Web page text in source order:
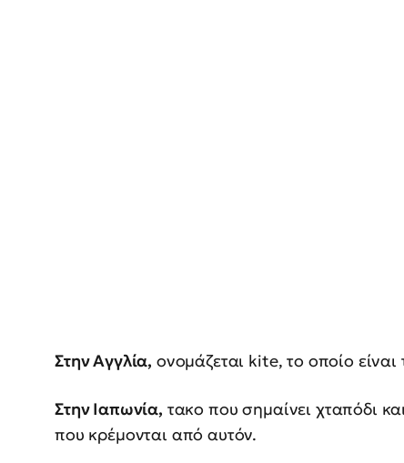
Στην Αγγλία, ονομάζεται kite, το οποίο
Στην Ιαπωνία, τακο που σημαίνει χταπόδι
που κρέμονται από αυτόν.